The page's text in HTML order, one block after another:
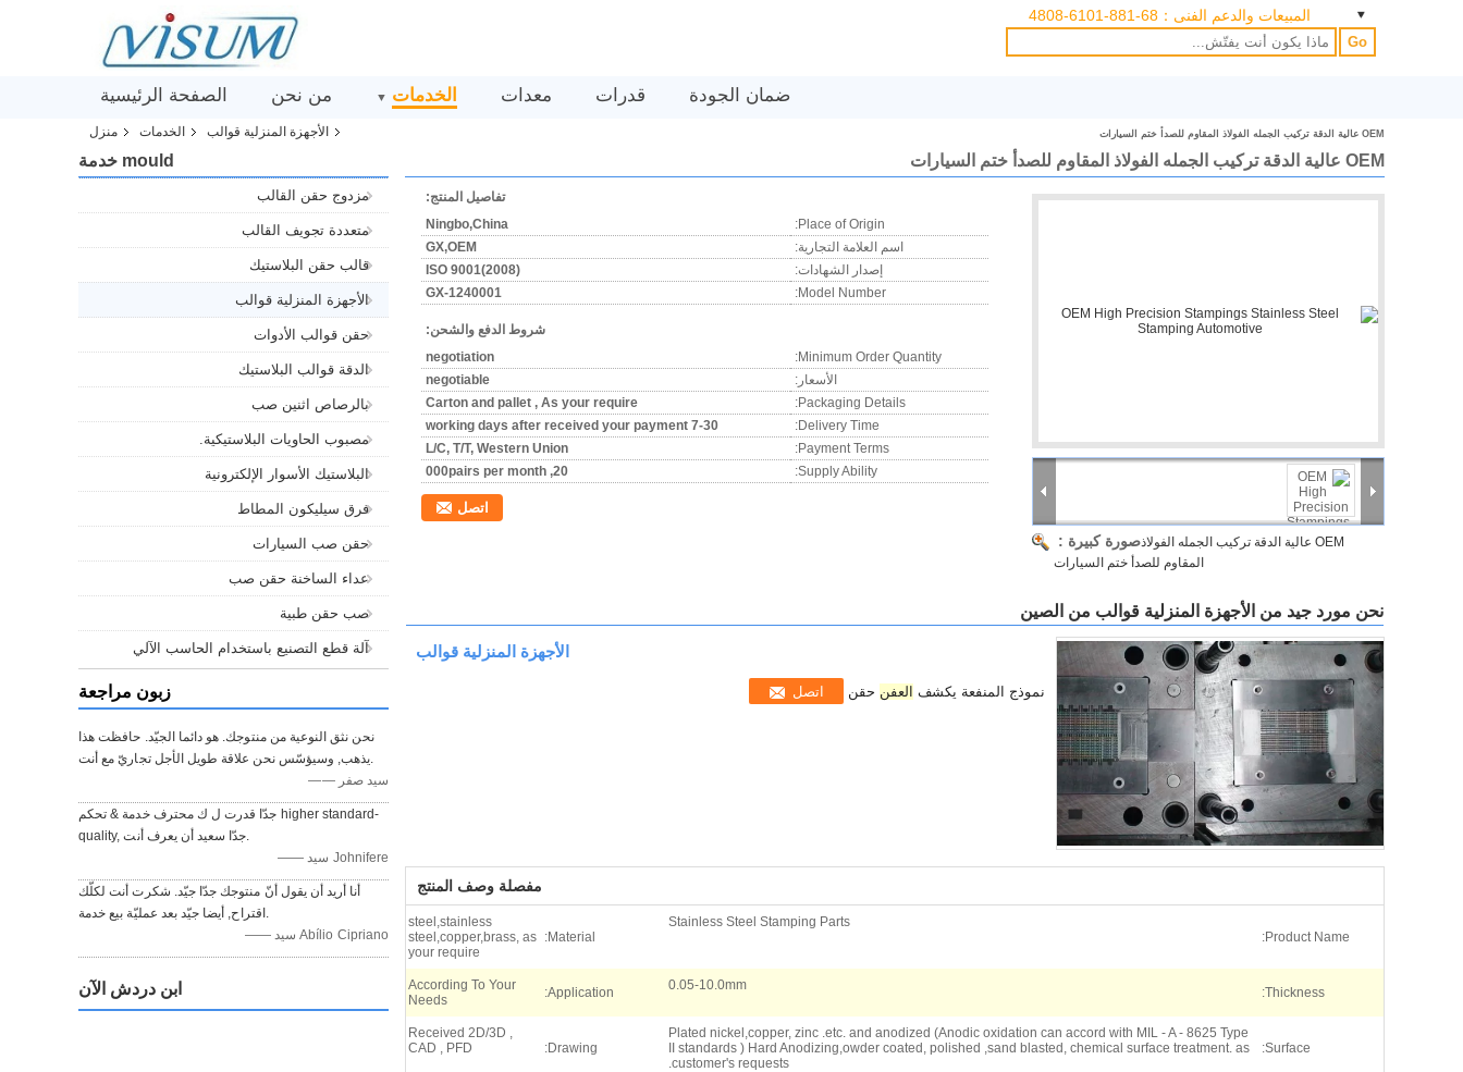
المبيعات والدعم الفنى： 86-188-1016-8084
Go
الصفحة الرئيسية من نحن الخدمات ▼ معدات قدرات ضمان الجودة
منزل الخدمات الأجهزة المنزلية قوالب OEM عالية الدقة تركيب الجمله الفولاذ المقاوم للصدأ ختم السيارات
mould خدمة
مزدوج حقن القالب
متعددة تجويف القالب
قالب حقن البلاستيك
الأجهزة المنزلية قوالب
حقن قوالب الأدوات
الدقة قوالب البلاستيك
بالرصاص اثنين صب
مصبوب الحاويات البلاستيكية.
البلاستيك الأسوار الإلكترونية
فرق سيليكون المطاط
حقن صب السيارات
عداء الساخنة حقن صب
صب حقن طبية
آلة قطع التصنيع باستخدام الحاسب الآلي
زبون مراجعة
نحن نثق النوعية من منتوجك. هو دائما الجيّد. حافظت هذا
يذهب, وسيؤسّس نحن علاقة طويل الأجل تجاريّ مع أنت.
—— سيد صفر
جدّا قدرت ل ك محترف خدمة & تحكم higher standard-
quality, جدّا سعيد أن يعرف أنت.
—— سيد Johnifere
أنا أريد أن يقول أنّ منتوجك جدّا جيّد. شكرت أنت لكلّك
اقتراح, أيضا جيّد بعد عمليّة بيع خدمة.
—— سيد Abílio Cipriano
ابن دردش الآن
OEM عالية الدقة تركيب الجمله الفولاذ المقاوم للصدأ ختم السيارات
صورة كبيرة :OEM عالية الدقة تركيب الجمله الفولاذ
المقاوم للصدأ ختم السيارات
تفاصيل المنتج:
Place of Origin:
Ningbo,China
اسم العلامة التجارية:
GX,OEM
إصدار الشهادات:
ISO 9001(2008)
Model Number:
GX-1240001
شروط الدفع والشحن:
Minimum Order Quantity:
negotiation
الأسعار:
negotiable
Packaging Details:
Carton and pallet , As your require
Delivery Time:
7-30 working days after received your payment
Payment Terms:
L/C, T/T, Western Union
Supply Ability:
20, 000pairs per month
اتصل
نحن مورد جيد من الأجهزة المنزلية قوالب من الصين
الأجهزة المنزلية قوالب
نموذج المنفعة يكشف العفن حقن اتصل
مفصلة وصف المنتج
Product Name:
Stainless Steel Stamping Parts
Material:
steel,stainless
steel,copper,brass, as
your require
Thickness:
0.05-10.0mm
Application:
According To Your
Needs
Surface:
Plated nickel,copper, zinc .etc. and anodized (Anodic oxidation can accord with MIL - A - 8625 Type
II standards ) Hard Anodizing,owder coated, polished ,sand blasted, chemical surface treatment. as
customer's requests.
Drawing:
Received 2D/3D ,
CAD , PFD